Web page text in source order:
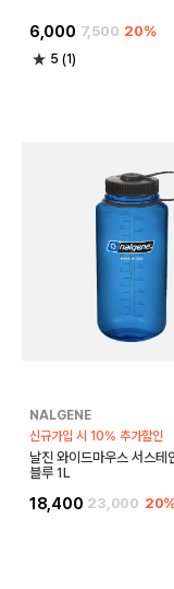
6,000 7,500 20%
5 (1)
NALGENE
신규가입 시 10% 추가할인
날진 와이드마우스 서스테
블루 1L
18,400 23,000